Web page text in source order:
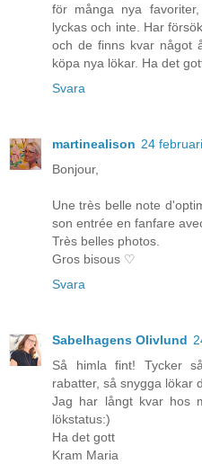
för många nya
lyckas och inte. Har
och de finns kvar något
köpa nya lökar. Ha det
Svara
martinealison 24
Bonjour,
Une très belle note
son entrée en fanfare
Très belles photos.
Gros bisous ♡
Svara
Sabelhagens Olivlund
Så himla fint! Tycker
rabatter, så snygga lökar
Jag har långt kvar hos
lökstatus:)
Ha det gott
Kram Maria